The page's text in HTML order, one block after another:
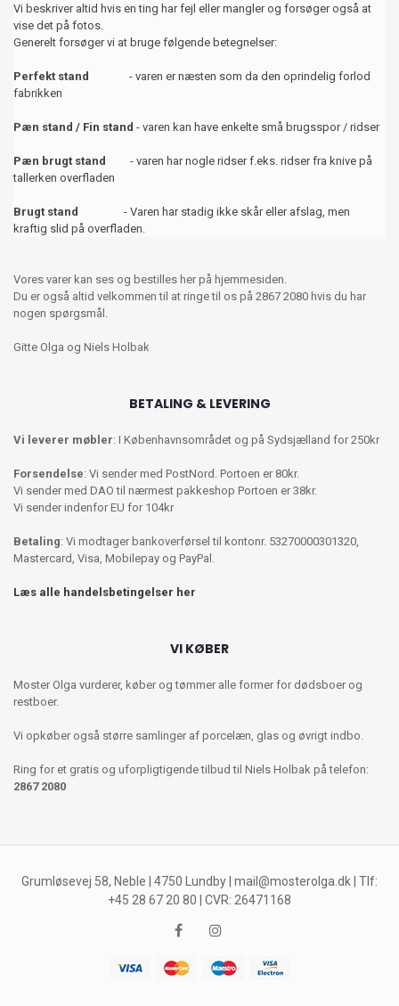
Vi beskriver altid hvis en ting har fejl eller mangler og forsøger også at
vise det på fotos.
Generelt forsøger vi at bruge følgende betegnelser:
Perfekt stand - varen er næsten som da den oprindelig forlod
fabrikken
Pæn stand / Fin stand - varen kan have enkelte små brugsspor / ridser
Pæn brugt stand
- varen har nogle ridser f.eks. ridser fra knive på
tallerken overfladen
Brugt stand
- Varen har stadig ikke skår eller afslag, men
kraftig slid på overfladen.
Vores varer kan ses og bestilles her på hjemmesiden.
Du er også altid velkommen til at ringe til os på 2867 2080 hvis du har
nogen spørgsmål.
Gitte Olga og Niels Holbak
BETALING & LEVERING
Vi leverer møbler: I Københavnsområdet og på Sydsjælland for 250kr
Forsendelse: Vi sender med PostNord. Portoen er 80kr.
Vi sender med DAO til nærmest pakkeshop Portoen er 38kr.
Vi sender indenfor EU for 104kr
Betaling: Vi modtager bankoverførsel til kontonr. 53270000301320,
Mastercard, Visa, Mobilepay og PayPal.
Læs alle handelsbetingelser her
VI KØBER
Moster Olga vurderer, køber og tømmer alle former for dødsboer og
restboer.
Vi opkøber også større samlinger af porcelæn, glas og øvrigt indbo.
Ring for et gratis og uforpligtigende tilbud til Niels Holbak på telefon:
2867 2080
Grumløsevej 58, Neble | 4750 Lundby | mail@mosterolga.dk | Tlf:
+45 28 67 20 80 | CVR: 26471168